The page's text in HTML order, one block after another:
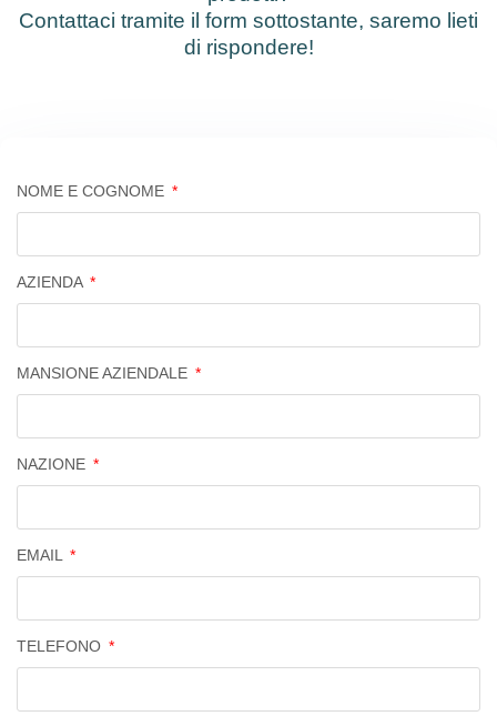
Contattaci tramite il form sottostante, saremo lieti
di rispondere!
NOME E COGNOME
AZIENDA
MANSIONE AZIENDALE
NAZIONE
EMAIL
TELEFONO